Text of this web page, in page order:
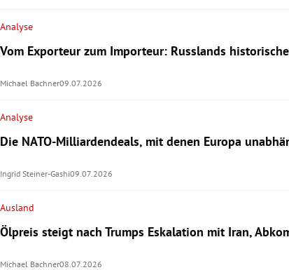
Analyse
Vom Exporteur zum Importeur: Russlands
Michael Bachner09.07.2026
Analyse
Die NATO-Milliardendeals, mit denen Europa
Ingrid Steiner-Gashi09.07.2026
Ausland
Ölpreis steigt nach Trumps Eskalation mit Iran,
Michael Bachner08.07.2026